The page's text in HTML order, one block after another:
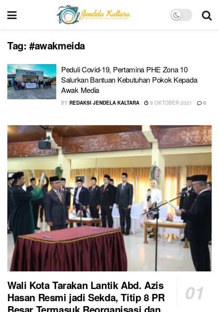
Tag: #awakmeida
Peduli Covid-19, Pertamina PHE Zona 10
Salurkan Bantuan Kebutuhan Pokok Kepada
Awak Media
BY REDAKSI JENDELA KALTARA 8 OKTOBER 2021 0
Wali Kota Tarakan Lantik Abd. Azis
Hasan Resmi jadi Sekda, Titip 8 PR